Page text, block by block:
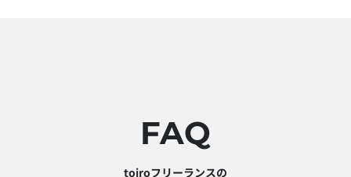
FAQ
toiroフリーランスの